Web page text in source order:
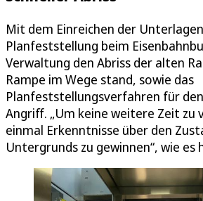
Mit dem Einreichen der
Planfeststellung beim
Verwaltung den Abriss der alten
Rampe im Wege stand, sowie das
Planfeststellungsverfahren für
Angriff. „Um keine weitere Zeit zu
einmal Erkenntnisse über den
Untergrunds zu gewinnen“, wie es